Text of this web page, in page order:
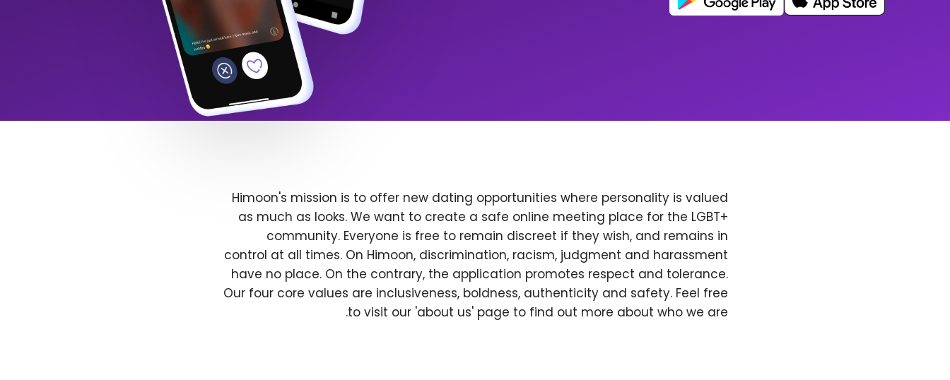
Himoon's mission is to offer new dating opportunities where personality is valued
as much as looks. We want to create a safe online meeting place for the LGBT+
community. Everyone is free to remain discreet if they wish, and remains in
control at all times. On Himoon, discrimination, racism, judgment and harassment
have no place. On the contrary, the application promotes respect and tolerance.
Our four core values are inclusiveness, boldness, authenticity and safety. Feel free
to visit our 'about us' page to find out more about who we are.